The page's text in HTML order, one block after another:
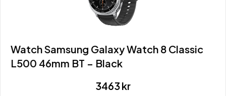
Watch Samsung Galaxy Watch 8 Classic
L500 46mm BT – Black
3463kr